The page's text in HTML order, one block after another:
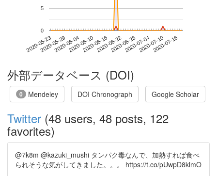
2020-05-232020-05-292020-06-042020-06-102020-06-162020-06-222020-06-282020-07-042020-07-102020-07-16
0
5
外部データベース (DOI)
0 Mendeley DOI Chronograph Google Scholar
Twitter (48 users, 48 posts, 122
favorites)
@7k8m @kazuki_mushi タンパク毒なんで、加熱すれば食べ
られそうな気がしてきました。。。 https://t.co/pUwpD8klmO